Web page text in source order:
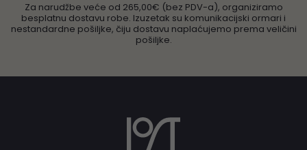
Za narudžbe veće od 265,00€ (bez PDV-a), organiziramo
besplatnu dostavu robe. Izuzetak su komunikacijski ormari i
nestandardne pošiljke, čiju dostavu naplaćujemo prema veličini
pošiljke.